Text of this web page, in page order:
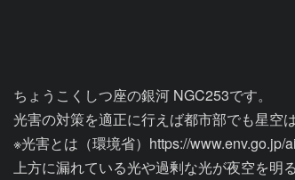
ちょうこくしつ座の銀河 NGC253です。
光害の対策を適正に行えば都市部でも星空
※光害とは（環境省）https://
上方に漏れている光や過剰な光が夜空を明